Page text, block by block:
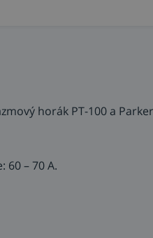
horák PT-100 a
60 – 70 A.